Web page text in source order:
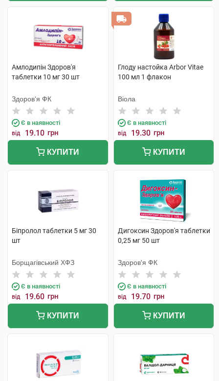
Амлодипін Здоров'я
таблетки 10 мг 30 шт
Здоров'я ФК
Є в наявності
від 19.10 грн
КУПИТИ
Глоду настойка Arbor Vitae
100 мл 1 флакон
Віола
Є в наявності
від 19.30 грн
КУПИТИ
Біпролол таблетки 5 мг 30
шт
Борщагівський ХФЗ
Є в наявності
від 19.60 грн
КУПИТИ
Дигоксин Здоров'я таблетки
0,25 мг 50 шт
Здоров'я ФК
Є в наявності
від 19.70 грн
КУПИТИ